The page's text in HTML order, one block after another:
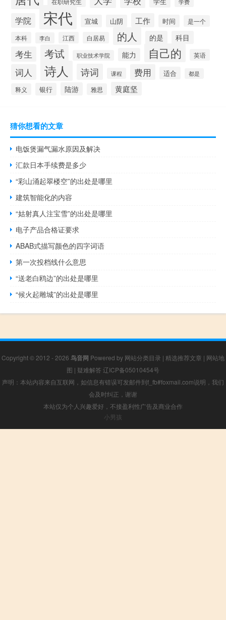
学费
学院 宋代 宣城 山阴 工作 时间
是一个
本科
李白 江西 白居易 的人 的是 科目
考生 考试 职业技术学院 能力 自己的 英语
词人 诗人 诗词 课程 费用 适合 都是
释义 银行 陆游 雅思 黄庭坚
猜你想看的文章
电饭煲漏气漏水原因及解决
汇款日本手续费是多少
“彩山涌起翠楼空”的出处是哪里
建筑智能化的内容
“姑射真人注宝雪”的出处是哪里
电子产品合格证要求
ABAB式描写颜色的四字词语
第一次投档线什么意思
“送老白鸥边”的出处是哪里
“候火起雕城”的出处是哪里
Copyright © 2012 - 2026 鸟音网 Powered by 网站分类目录 | 精选推荐文章 | 网站地
图 | 疑难解答 辽ICP备05010454号
声明：本站内容来自互联网，如信息有错误可发邮件到f_fb#foxmail.com说明，我们
会及时纠正，谢谢
本站仅为个人兴趣爱好，不接盈利性广告及商业合作
小男孩